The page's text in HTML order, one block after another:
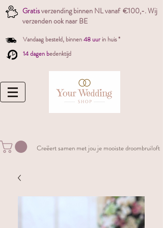
Gratisverzending binnen NL vanaf €100,-. Wij
verzenden ook naar BE
Vandaag besteld, binnen48 uur in huis *
14 dagen bedenktijd
Creëert samen met jou je mooiste droombruiloft